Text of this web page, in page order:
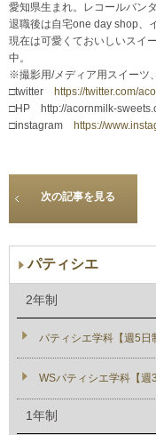
愛知県生まれ。レコールバン
退職後は自宅one day shop、
現在は可愛くておいしいスイ
中。
※撮影用/メディア用スイーツ
□twitter
https://twitter.com/
□HP http://acornmilk-
□instagram
https://
次の記事を見る
パティシエ
2年制
パティシエ学科【週5日
WSパティシエ学科【週3
1年制